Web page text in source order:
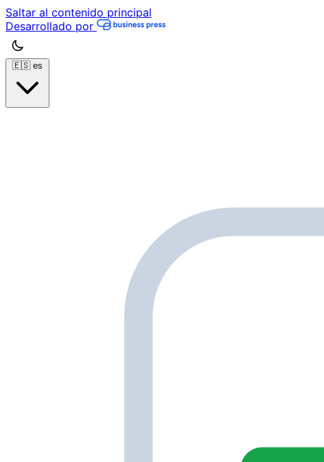
Saltar al contenido principal
Desarrollado por
🇪🇸 es